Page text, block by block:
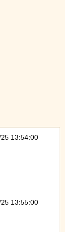
13:54:00
13:55:00